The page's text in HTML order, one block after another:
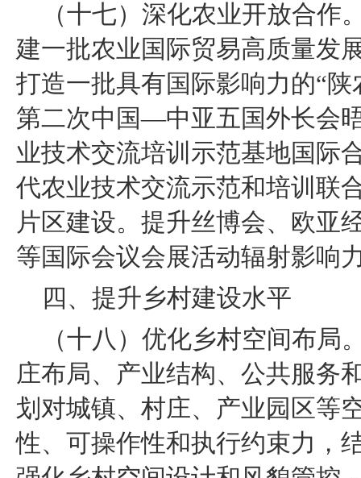
（十七）深化农业开放合作
建一批农业国际贸易高质量发
打造一批具有国际影响力的“
第二次中国—中亚五国外长会
业技术交流培训示范基地国际
代农业技术交流示范和培训联
片区建设。提升丝博会、欧亚
等国际会议会展活动辐射影响
四、提升乡村建设水平
（十八）优化乡村空间布
庄布局、产业结构、公共服务
划对城镇、村庄、产业园区等
性、可操作性和执行约束力，